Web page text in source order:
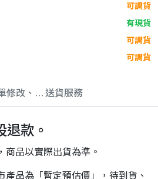
可調貨
有現貨
可調貨
可調貨
修改、取消與退款政策
送貨服務
款。
品以實際出貨為準。
品為「暫定預估價」，待到貨、